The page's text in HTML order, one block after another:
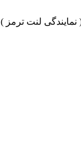
نمایندگی لنت ترمز )